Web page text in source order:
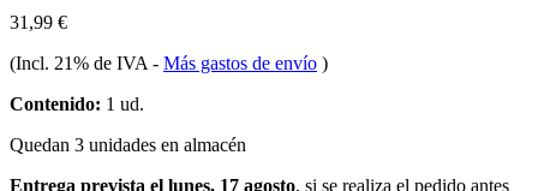
31,99 €
(Incl. 21% de IVA - Más gastos de envío )
Contenido: 1 ud.
Quedan 3 unidades en almacén
Entrega prevista el lunes, 17 agosto, si se realiza el pedido antes